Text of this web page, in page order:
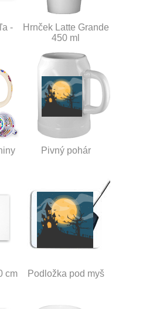
-
Hrnček Latte Grande
450 ml
Pivný pohár
cm
Podložka pod myš